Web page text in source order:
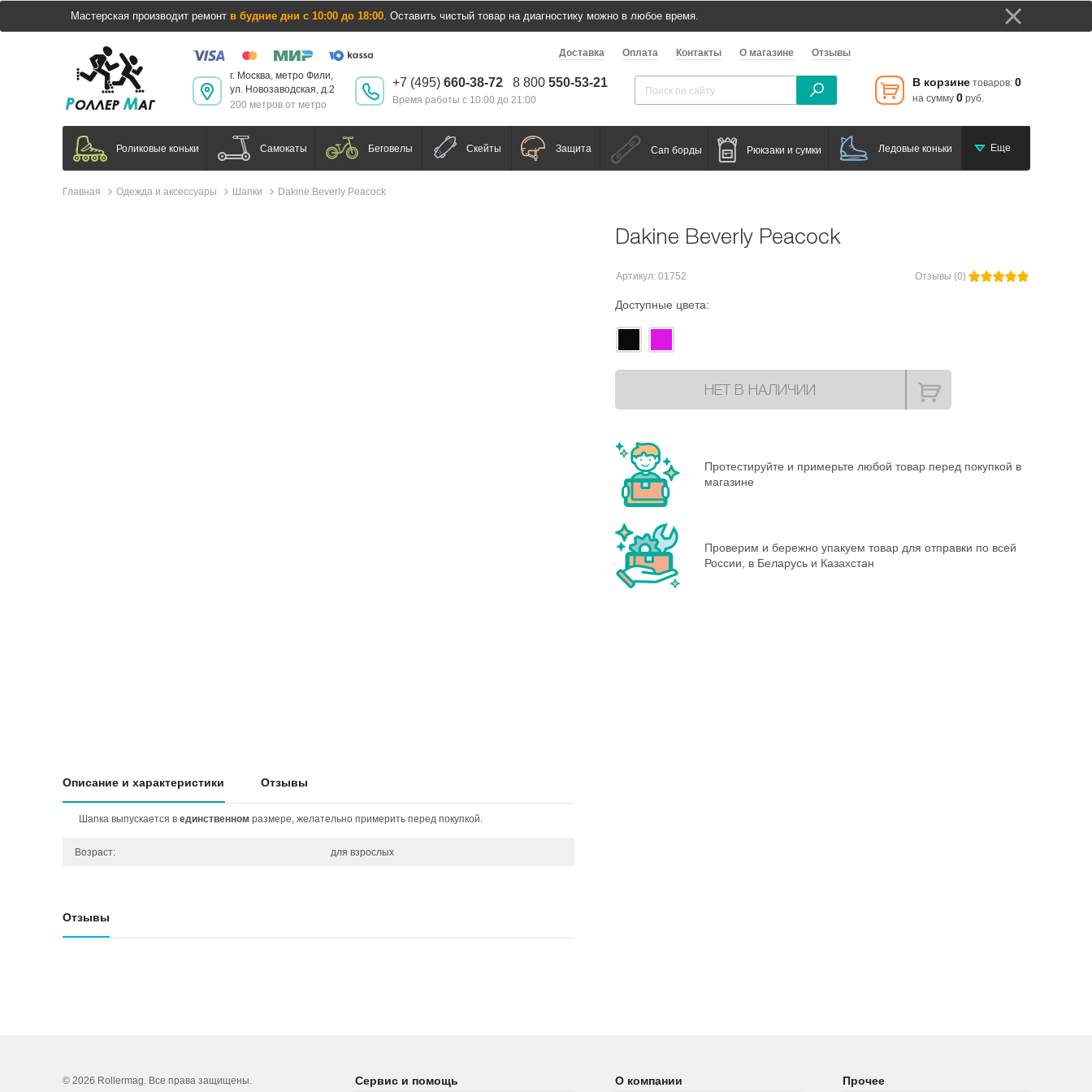
Мастерская производит ремонт в будние дни с 10:00 до 18:00. Оставить чистый товар на диагностику можно в любое время.
Доставка Оплата Контакты О магазине Отзывы
В корзине товаров: 0
на сумму 0 руб.
г. Москва, метро Фили,
ул. Новозаводская, д.2
200 метров от метро
+7 (495) 660-38-72 8 800 550-53-21
Время работы с 10:00 до 21:00
Роликовые коньки Самокаты Беговелы Скейты Защита Сап борды Рюкзаки и сумки Ледовые коньки Еще
Главная Одежда и аксессуары Шапки Dakine Beverly Peacock
Описание и характеристики Отзывы
Шапка выпускается в единственном размере, желательно примерить перед покупкой.
Возраст: для взрослых
Отзывы
Dakine Beverly Peacock
Артикул: 01752 Отзывы (0)
Доступные цвета:
НЕТ В НАЛИЧИИ
Протестируйте и примерьте любой товар перед покупкой в
магазине
Проверим и бережно упакуем товар для отправки по всей
России, в Беларусь и Казахстан
© 2026 Rollermag. Все права защищены. Сервис и помощь О компании Прочее